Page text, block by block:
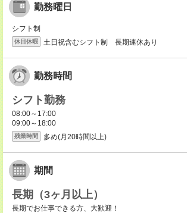
勤務曜日
シフト制
休日休暇 土日祝含むシフト制 長期連休あり
勤務時間
シフト勤務
08:00～17:00
09:00～18:00
残業時間 多め(月20時間以上)
期間
長期（3ヶ月以上）
長期でお仕事できる方、大歓迎！